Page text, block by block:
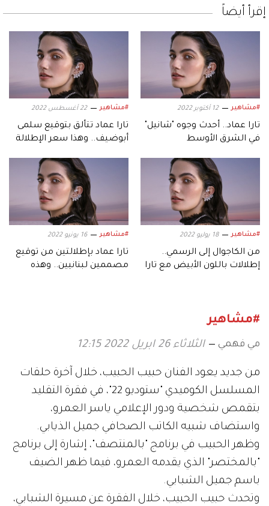
إقرأ أيضاً
#مشاهير 12 أكتوبر 2022
تارا عماد.. أحدث وجوه "شانيل"
في الشرق الأوسط
#مشاهير 22 أغسطس 2022
تارا عماد تتألق بتوقيع سلمى
أبوضيف.. وهذا سعر الإطلالة
#مشاهير 18 يوليو 2022
من الكاجوال إلى الرسمي..
إطلالات باللون الأبيض مع تارا
#مشاهير 16 يونيو 2022
تارا عماد بإطلالتين من توقيع
مصممين لبنانيين.. وهذه
#مشاهير
مي فهمي الثلاثاء 26 ابريل 2022 12:15
من جديد يعود الفنان حبيب الحبيب، خلال آخرة حلقات
المسلسل الكوميدي "ستوديو 22"، في فقرة التقليد
بتقمص شخصية ودور الإعلامي ياسر العمرو،
واستضاف شبيه الكاتب الصحافي جميل الذيابي.
وظهر الحبيب في برنامج "بالمنتصف"، إشارة إلى برنامج
"بالمختصر" الذي يقدمه العمرو، فيما ظهر الضيف
باسم جميل الشبابي.
وتحدث حبيب الحبيب، خلال الفقرة عن مسيرة الشبابي،